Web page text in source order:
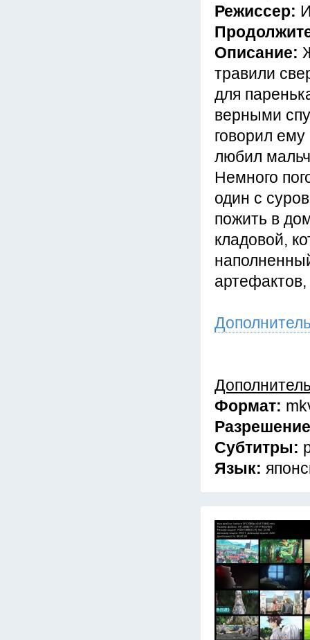
Режиссер:
Описание:
травили
для
верными
говорил
любил
Немного
один с
пожить в
кладовой,
Формат:
Субтитры:
Язык: